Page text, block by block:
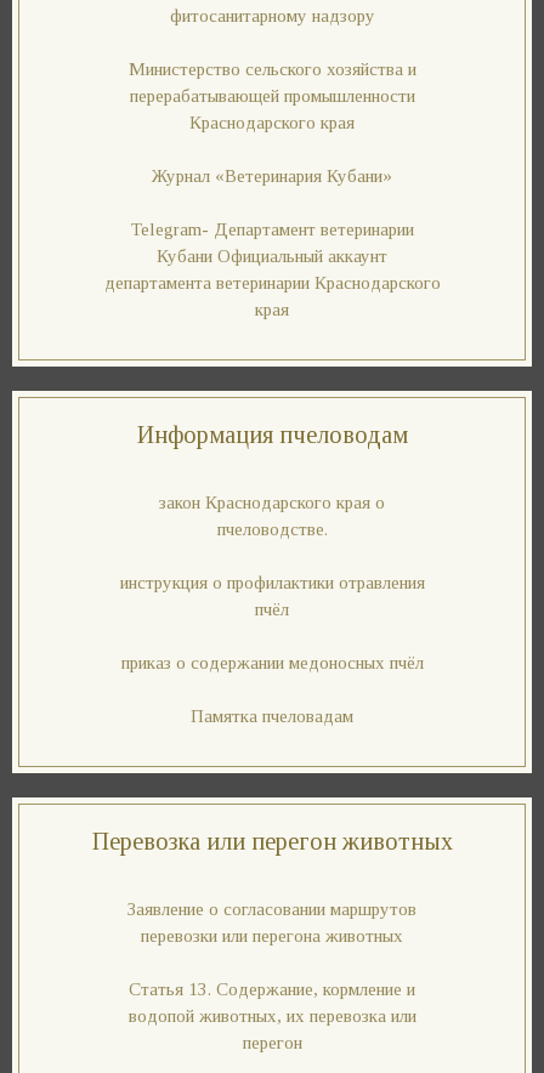
фитосанитарному надзору
Министерство сельского хозяйства и
перерабатывающей промышленности
Краснодарского края
Журнал «Ветеринария Кубани»
Telegram- Департамент ветеринарии
Кубани Официальный аккаунт
департамента ветеринарии Краснодарского
края
Информация пчеловодам
закон Краснодарского края о
пчеловодстве.
инструкция о профилактики отравления
пчёл
приказ о содержании медоносных пчёл
Памятка пчеловадам
Перевозка или перегон животных
Заявление о согласовании маршрутов
перевозки или перегона животных
Статья 13. Содержание, кормление и
водопой животных, их перевозка или
перегон